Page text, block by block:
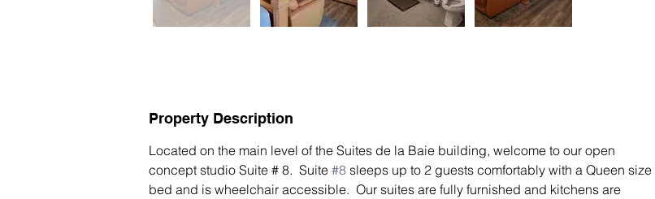
Property Description
Located on the main level of the Suites de la Baie building, welcome to our open
concept studio Suite # 8.  Suite #8 sleeps up to 2 guests comfortably with a Queen size
bed and is wheelchair accessible. Our suites are fully furnished and kitchens are